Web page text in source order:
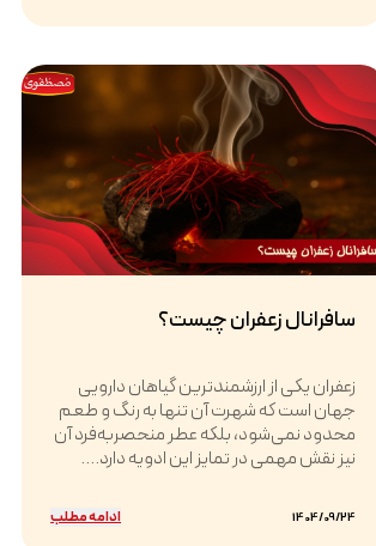
سافرانال زعفران چیست؟
زعفران یکی از ارزشمندترین گیاهان دارویی
جهان است که شهرت آن تنها به رنگ و طعم
محدود نمی‌شود، بلکه عطر منحصربه‌فرد آن
نیز نقش مهمی در تمایز این ادویه دارد....
1404/09/24 ادامه مطلب